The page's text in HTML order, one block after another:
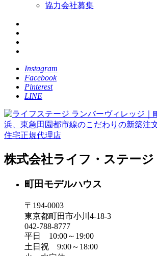
協力会社募集
Instagram
Facebook
Pinterest
LINE
株式会社ライフ・ステージ
町田モデルハウス
〒194-0003
東京都町田市小川4-18-3
042-788-8777
平日 10:00～19:00
土日祝 9:00～18:00